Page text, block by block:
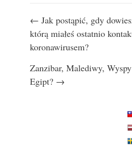
Nawigacja
wpisu
← Jak postąpić, gdy
którą miałeś ostatnio
koronawirusem?
Zanzibar, Malediwy,
Egipt? →